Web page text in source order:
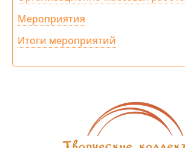
Мероприятия
Итоги мероприятий